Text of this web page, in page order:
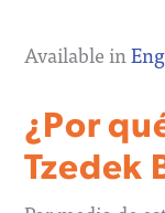
Available in
¿Por
Tzedek